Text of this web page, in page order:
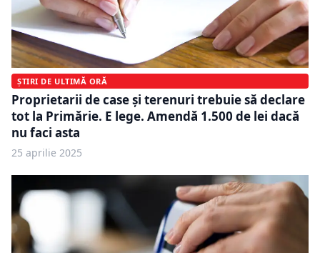
ȘTIRI DE ULTIMĂ ORĂ
Proprietarii de case și terenuri trebuie să declare
tot la Primărie. E lege. Amendă 1.500 de lei dacă
nu faci asta
25 aprilie 2025